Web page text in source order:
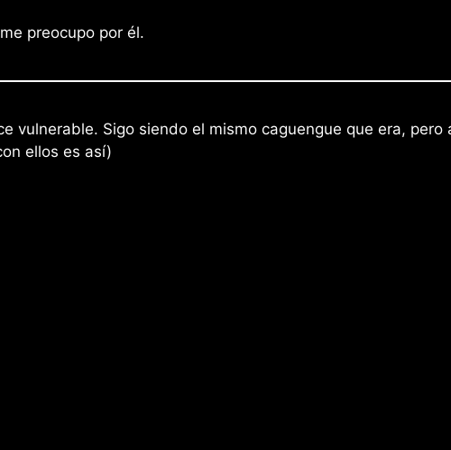
preocupo por él.
vulnerable. Sigo siendo el mismo caguengue que era,
ellos es así)